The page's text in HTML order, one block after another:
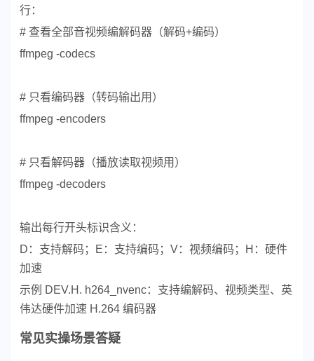
行：
# 查看全部音视频编解码器（解码+编码）
ffmpeg -codecs
# 只看编码器（转码输出用）
ffmpeg -encoders
# 只看解码器（播放读取视频用）
ffmpeg -decoders
输出每行开头标识含义：
D：支持解码；E：支持编码；V：视频编码；H：硬件
加速
示例 DEV.H. h264_nvenc：支持编解码、视频类型、英
伟达硬件加速 H.264 编码器
常见实操场景答疑